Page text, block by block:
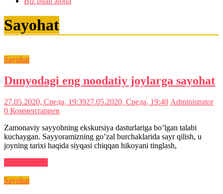
Sayohat
Sayohat
Dunyodagi eng noodatiy joylarga sayohat
27.05.2020, Среда, 19:3927.05.2020, Среда, 19:40 Administrator
0 Комментариев
Zamonaviy sayyohning ekskursiya dasturlariga bo’lgan talabi
kuchaygan. Sayyoramizning go’zal burchaklarida sayr qilish, u
joyning tarixi haqida siyqasi chiqqan hikoyani tinglash,
Sayohat